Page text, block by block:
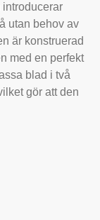
utan behov av
är konstruerad
med en perfekt
blad i två
gör att den